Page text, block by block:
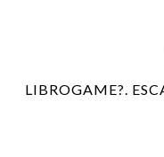
LIBROGAME?.